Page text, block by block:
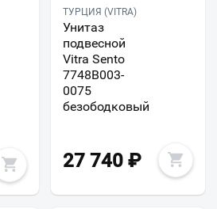
ТУРЦИЯ (VITRA)
Унитаз
подвесной
Vitra Sento
7748B003-
0075
безободковый
27 740 ₽